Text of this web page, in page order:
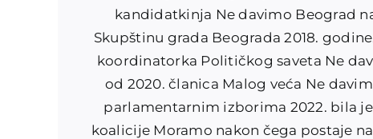
kandidatkinja Ne davimo Beograd
Skupštinu grada Beograda 2018.
koordinatorka Političkog saveta Ne
od 2020. članica Malog veća Ne
parlamentarnim izborima 2022. bila
koalicije Moramo nakon čega postaje